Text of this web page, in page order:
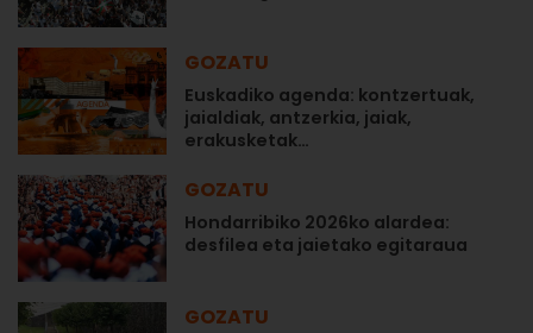
GOZATU
Euskadiko agenda: kontzertuak,
jaialdiak, antzerkia, jaiak,
erakusketak…
GOZATU
Hondarribiko 2026ko alardea:
desfilea eta jaietako egitaraua
GOZATU